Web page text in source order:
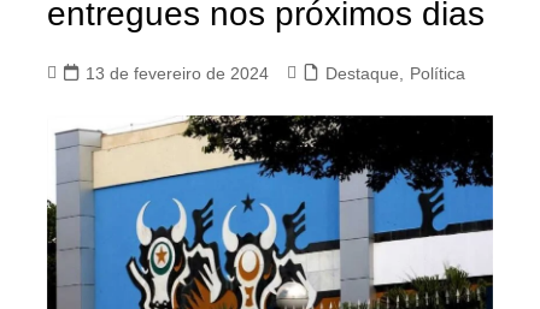
entregues nos próximos dias
13 de fevereiro de 2024 Destaque Política